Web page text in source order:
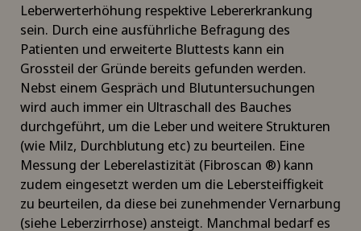
Leberwerterhöhung respektive Lebererkrankung
sein. Durch eine ausführliche Befragung des
Patienten und erweiterte Bluttests kann ein
Grossteil der Gründe bereits gefunden werden.
Nebst einem Gespräch und Blutuntersuchungen
wird auch immer ein Ultraschall des Bauches
durchgeführt, um die Leber und weitere Strukturen
(wie Milz, Durchblutung etc) zu beurteilen. Eine
Messung der Leberelastizität (Fibroscan ®) kann
zudem eingesetzt werden um die Lebersteiffigkeit
zu beurteilen, da diese bei zunehmender Vernarbung
(siehe Leberzirrhose) ansteigt. Manchmal bedarf es